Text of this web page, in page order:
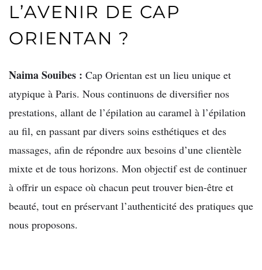
L’AVENIR DE CAP
ORIENTAN ?
Naima Souibes : Cap Orientan est un lieu unique et
atypique à Paris. Nous continuons de diversifier nos
prestations, allant de l’épilation au caramel à l’épilation
au fil, en passant par divers soins esthétiques et des
massages, afin de répondre aux besoins d’une clientèle
mixte et de tous horizons. Mon objectif est de continuer
à offrir un espace où chacun peut trouver bien-être et
beauté, tout en préservant l’authenticité des pratiques que
nous proposons.